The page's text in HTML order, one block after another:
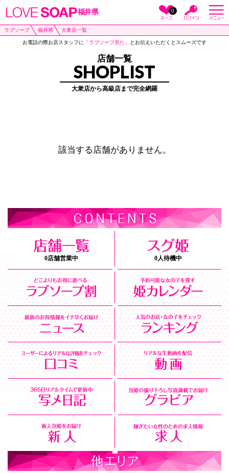
福井県 0
ラブソープ 福井県 大衆店一覧
お電話の際お店スタッフに 「ラブソープ見た」 とお伝えいただくとスムーズです
店舗一覧
SHOPLIST
大衆店から高級店まで完全網羅
該当する店舗がありません。
0店舗営業中 0人待機中